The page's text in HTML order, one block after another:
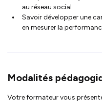
au réseau social.
Savoir développer une
en mesurer la
Modalités
Votre formateur vous